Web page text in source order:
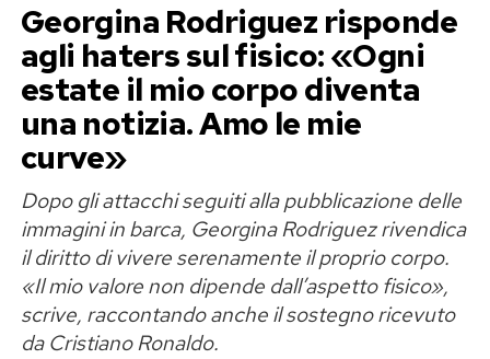
Georgina Rodriguez risponde
agli haters sul fisico: «Ogni
estate il mio corpo diventa
una notizia. Amo le mie
curve»
Dopo gli attacchi seguiti alla pubblicazione delle
immagini in barca, Georgina Rodriguez rivendica
il diritto di vivere serenamente il proprio corpo.
«Il mio valore non dipende dall’aspetto fisico»,
scrive, raccontando anche il sostegno ricevuto
da Cristiano Ronaldo.